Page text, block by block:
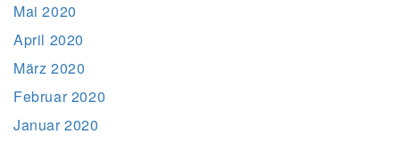
Mai 2020
April 2020
März 2020
Februar 2020
Januar 2020